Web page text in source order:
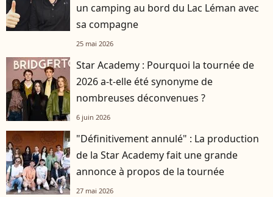
un camping au bord du Lac Léman avec
sa compagne
25 mai 2026
Star Academy : Pourquoi la tournée de
2026 a-t-elle été synonyme de
nombreuses déconvenues ?
6 juin 2026
"Définitivement annulé" : La production
de la Star Academy fait une grande
annonce à propos de la tournée
27 mai 2026